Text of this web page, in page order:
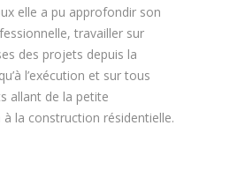
elle a pu approfondir son
travailler sur
des projets depuis la
l’exécution et sur tous
allant de la petite
la construction résidentielle.